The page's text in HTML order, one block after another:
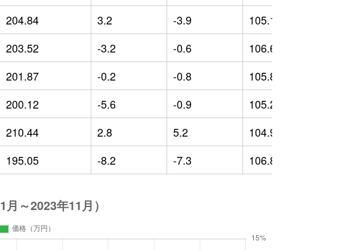
204.84 3.2 -3.9 105.13
203.52 -3.2 -0.6 106.66
201.87 -0.2 -0.8 105.85
200.12 -5.6 -0.9 105.27
210.44 2.8 5.2 104.99
195.05 -8.2 -7.3 106.81